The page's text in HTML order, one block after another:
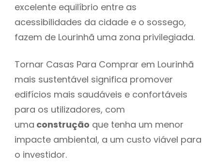
excelente equilíbrio entre as
acessibilidades da cidade e o sossego,
fazem de Lourinhã uma zona privilegiada.
Tornar Casas Para Comprar em Lourinhã
mais sustentável significa promover
edifícios mais saudáveis e confortáveis
para os utilizadores, com
uma construção que tenha um menor
impacte ambiental, a um custo viável para
o investidor.